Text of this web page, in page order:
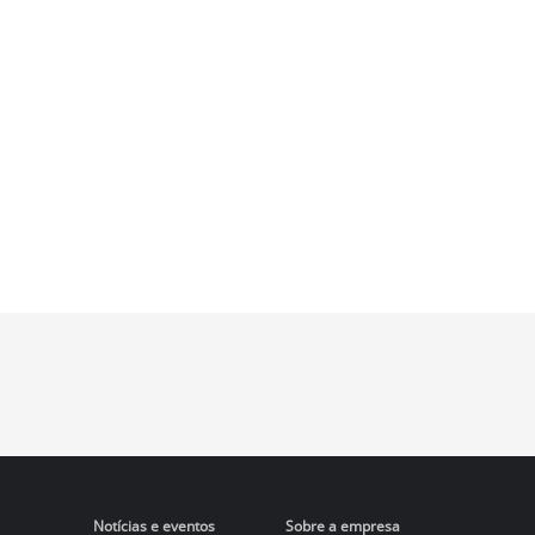
Notícias e eventos Sobre a empresa